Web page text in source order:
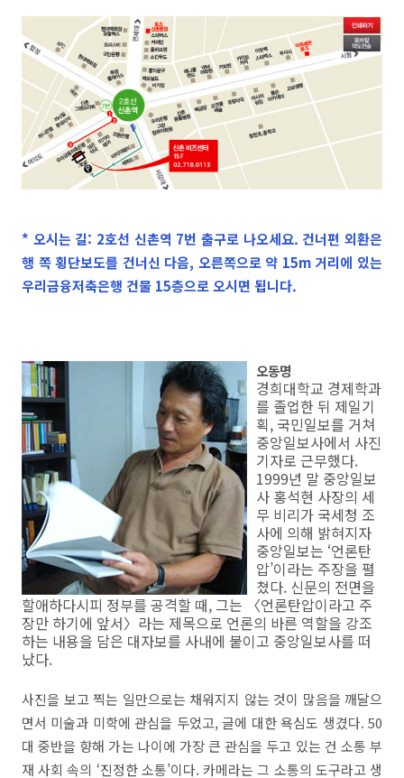
* 오시는 길: 2호선 신촌역 7번 출구로 나오세요. 건너편 외환은
행 쪽 횡단보도를 건너신 다음, 오른쪽으로 약 15m 거리에 있는
우리금융저축은행 건물 15층으로 오시면 됩니다.
오동명
경희대학교 경제학과
를 졸업한 뒤 제일기
획, 국민일보를 거쳐
중앙일보사에서 사진
기자로 근무했다.
1999년 말 중앙일보
사 홍석현 사장의 세
무 비리가 국세청 조
사에 의해 밝혀지자
중앙일보는 ‘언론탄
압’이라는 주장을 펼
쳤다. 신문의 전면을
할애하다시피 정부를 공격할 때, 그는 〈언론탄압이라고 주
장만 하기에 앞서〉라는 제목으로 언론의 바른 역할을 강조
하는 내용을 담은 대자보를 사내에 붙이고 중앙일보사를 떠
났다.
사진을 보고 찍는 일만으로는 채워지지 않는 것이 많음을 깨달으
면서 미술과 미학에 관심을 두었고, 글에 대한 욕심도 생겼다. 50
대 중반을 향해 가는 나이에 가장 큰 관심을 두고 있는 건 소통 부
재 사회 속의 ‘진정한 소통’이다. 카메라는 그 소통의 도구라고 생